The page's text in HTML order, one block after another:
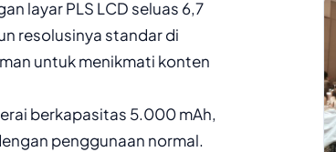
layar PLS LCD seluas 6,7
resolusinya standar di
untuk menikmati konten
berkapasitas 5.000 mAh,
penggunaan normal.